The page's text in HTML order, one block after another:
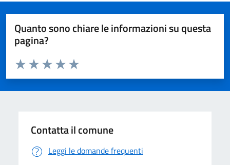
Quanto sono chiare le informazioni su questa
pagina?
Domanda
Valuta da 1 a 5 stelle la pagina
Valuta 5 stelle su 5
Valuta 4 stelle su 5
Valuta 3 stelle su 5
Valuta 2 stelle su 5
Valuta 1 stelle su 5
Contatta il comune
Leggi le domande frequenti